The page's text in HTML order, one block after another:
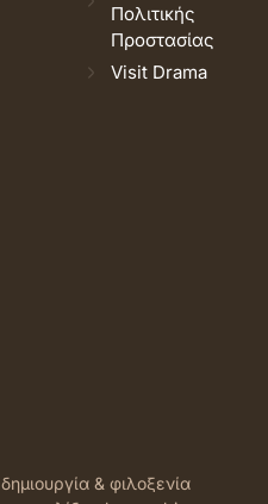
Πολιτικής
Προστασίας
Visit Drama
δημιουργία & φιλοξενία